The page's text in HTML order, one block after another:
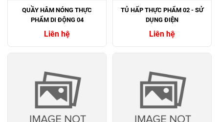
QUẦY HÂM NÓNG THỰC
PHẨM DI ĐỘNG 04
Liên hệ
TỦ HẤP THỰC PHẨM 02 - SỬ
DỤNG ĐIỆN
Liên hệ